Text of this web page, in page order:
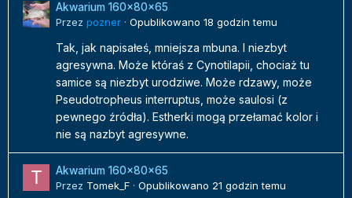
Akwarium 160x80x65
Przez pozner · Opublikowano 18 godzin temu
Tak, jak napisałeś, mniejsza mbuna. I niezbyt
agresywna. Może któraś z Cynotilapii, chociaż tu
samice są niezbyt urodziwe. Może rdzawy, może
Pseudotropheus interruptus, może saulosi (z
pewnego źródła). Estherki mogą przełamać kolor i
nie są nazbyt agresywne.
Akwarium 160x80x65
Przez Tomek_F · Opublikowano 21 godzin temu